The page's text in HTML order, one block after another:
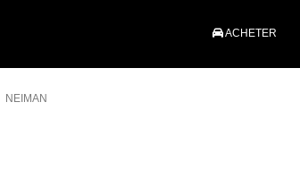
ACHETER
NEIMAN